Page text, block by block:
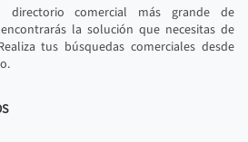
directorio comercial más grande de
la solución que necesitas de
tus búsquedas comerciales desde